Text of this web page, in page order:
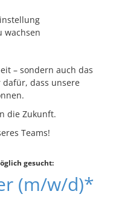
wachsen
– sondern auch das
dass unsere
die Zukunft.
Teams!
gesucht:
(m/w/d)*